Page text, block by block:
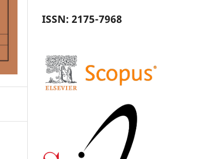
ISSN: 2175-7968